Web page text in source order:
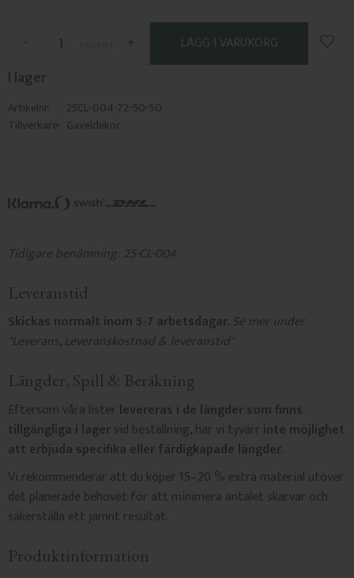
+
-
I lager
Artikelnr
25CL-004-72-50-50
Tillverkare Gaveldekor
Tidigare benämning: 25-CL-004
Leveranstid
Skickas normalt inom 5-7 arbetsdagar. Se mer under
"Leverans, Leveranskostnad & leveranstid"
Längder, Spill & Beräkning
Eftersom våra lister levereras i de längder som finns
tillgängliga i lagervid beställning, har vi tyvärr inte möjlighet
att erbjuda specifika eller färdigkapade längder.
Vi rekommenderar att du köper 15–20 % extra material utöver
det planerade behovet för att minimera antalet skarvar och
säkerställa ett jämnt resultat.
Produktinformation